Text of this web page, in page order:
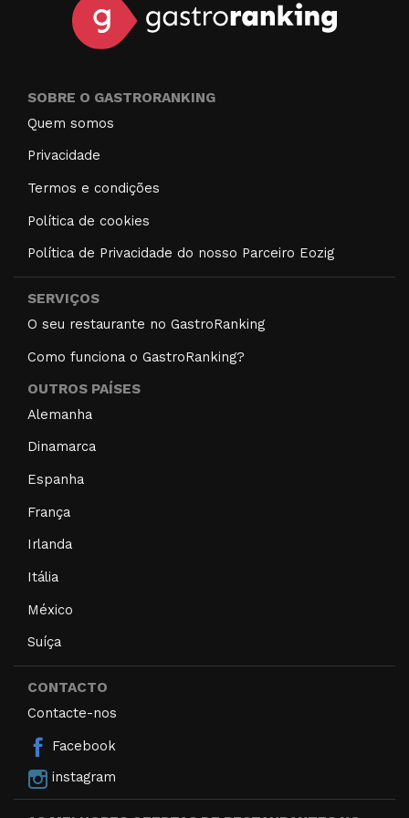
SOBRE O GASTRORANKING
Quem somos
Privacidade
Termos e condições
Política de cookies
Política de Privacidade do nosso Parceiro Eozig
SERVIÇOS
O seu restaurante no GastroRanking
Como funciona o GastroRanking?
OUTROS PAÍSES
Alemanha
Dinamarca
Espanha
França
Irlanda
Itália
México
Suíça
CONTACTO
Contacte-nos
Facebook
instagram